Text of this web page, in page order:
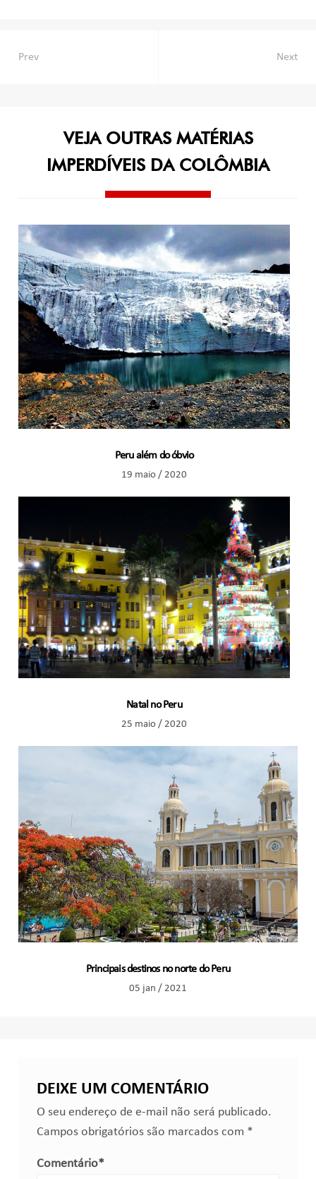
Navegação
Prev Next
VEJA OUTRAS MATÉRIAS
IMPERDÍVEIS DA COLÔMBIA
Peru além do óbvio
19 maio / 2020
Natal no Peru
25 maio / 2020
Principais destinos no norte do Peru
05 jan / 2021
DEIXE UM COMENTÁRIO
O seu endereço de e-mail não será publicado.
Campos obrigatórios são marcados com *
Comentário*